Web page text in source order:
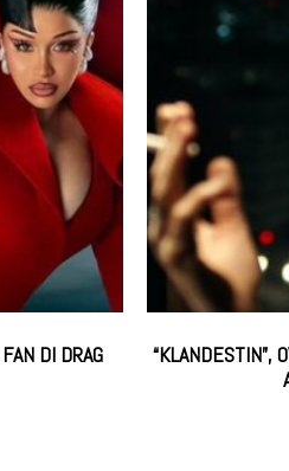
DI DRAG
“KLANDESTIN”,